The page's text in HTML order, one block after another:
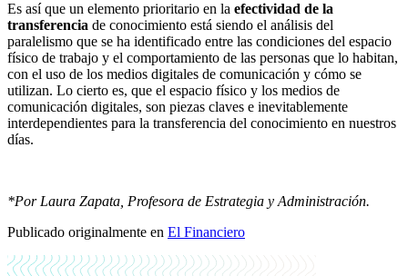
Es así que un elemento prioritario en la efectividad de la
transferencia de conocimiento está siendo el análisis del
paralelismo que se ha identificado entre las condiciones del espacio
físico de trabajo y el comportamiento de las personas que lo habitan,
con el uso de los medios digitales de comunicación y cómo se
utilizan. Lo cierto es, que el espacio físico y los medios de
comunicación digitales, son piezas claves e inevitablemente
interdependientes para la transferencia del conocimiento en nuestros
días.
*Por Laura Zapata, Profesora de Estrategia y Administración.
Publicado originalmente en El Financiero